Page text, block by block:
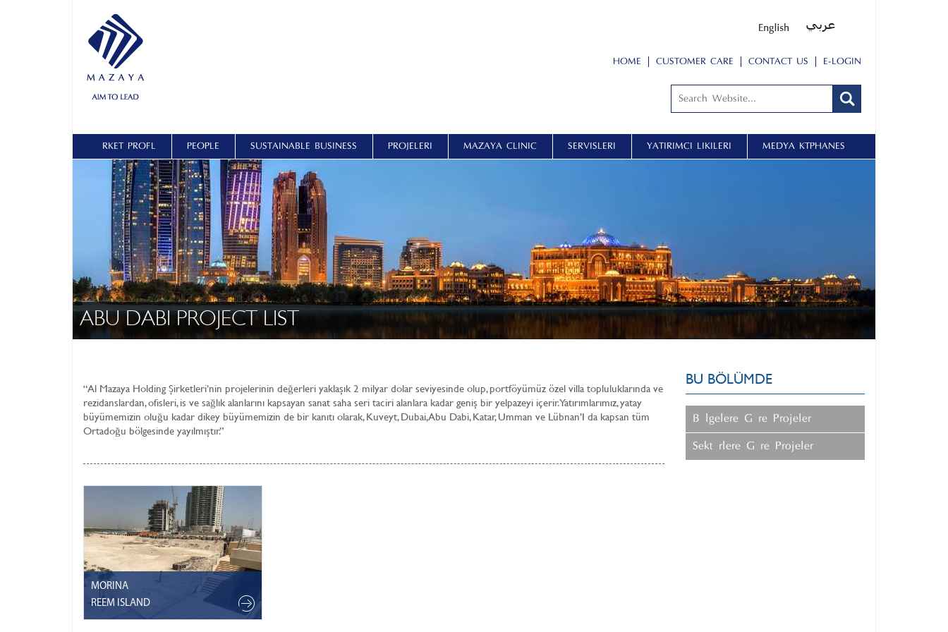
HOME CUSTOMER CARE CONTACT US E-LOGIN
ŞİRKET PROFİLİ PEOPLE SUSTAINABLE BUSINESS PROJELERI MAZAYA CLINIC SERVISLERI YATIRIMCI İLIŞKILERI MEDYA KÜTÜPHANESİ
ABU DABI PROJECT LIST
BU BÖLÜMDE
Bölgelere Göre Projeler
Sektörlere Göre Projeler
“Al Mazaya Holding Şirketleri’nin projelerinin değerleri yaklaşık 2 milyar dolar seviyesinde olup, portföyümüz özel villa topluluklarında ve
rezidanslardan, ofisleri, is ve sağlık alanlarını kapsayan sanat saha seri taciri alanlara kadar geniş bir yelpazeyi içerir. Yatırımlarımız, yatay
büyümemizin oluğu kadar dikey büyümemizin de bir kanıtı olarak, Kuveyt, Dubai, Abu Dabi, Katar, Umman ve Lübnan’I da kapsan tüm
Ortadoğu bölgesinde yayılmıştır.”
MORINA
REEM ISLAND